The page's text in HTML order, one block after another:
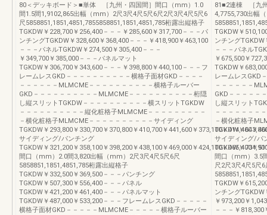
80＜デッキボード＞■単体 ［九州・四国間］間口（mm）1.0
間1.5間1,9102,865出幅（mm）2尺3尺4尺5尺6尺2尺3尺4尺5尺6
尺5858851,1851,4851,7855858851,1851,4851,785桁露出縦格子
TGKDW￥228,700￥256,400－－－￥285,600￥317,700－－－パ
ンチングTGKDW￥328,600￥368,400－－－￥418,900￥463,100
－－－パネルTGKDW￥274,500￥305,400－－－
￥349,700￥385,000－－－パネルマット
TGKDW￥306,700￥343,600－－－￥398,800￥440,100－－－フ
レームレスGKD－－－－－－－－－－横格子面材GKD－－－－
－－－－－－MLMCME－－－－－－－－－－横格子ルーバー
GKD－－－－－－－－－－MLMCME－－－－－－－－－－桁隠
し縦スリットTGKDW－－－－－－－－－－横スリットTGKDW
－－－－－－－－－－縦化粧格子MLMCME－－－－－－－－－
－横化粧格子MLMCME－－－－－－－－－－サイディング
TGKDW￥293,800￥330,700￥370,800￥410,700￥441,600￥373,100￥414,400￥
サイディング/パンチング
TGKDW￥321,200￥358,100￥398,200￥438,100￥469,000￥424,100￥465,400￥
間口（mm）2.0間3,820出幅（mm）2尺3尺4尺5尺6尺
5858851,1851,4851,785桁露出縦格子
TGKDW￥332,500￥369,500－－－パンチング
TGKDW￥507,300￥556,400－－－パネル
TGKDW￥421,200￥461,400－－－パネルマット
TGKDW￥487,000￥533,200－－－フレームレスGKD－－－－－
横格子面材GKD－－－－－MLMCME－－－－－横格子ルーバー
81■2連棟 ［九
4,7755,730出幅
TGKDW￥
ンチング
－－－パネル
￥675,500￥
TGKDW￥
レームレスGKD
－－－－－－
GKD－－－－－
し縦スリット
－－－－－－－
－横化粧格子
TGKDW￥
サイディング/パ
TGKDW￥
間口（mm）3.5
尺2尺3尺4尺5尺6
TGKDW￥
ンチング
￥973,200￥
－－－￥